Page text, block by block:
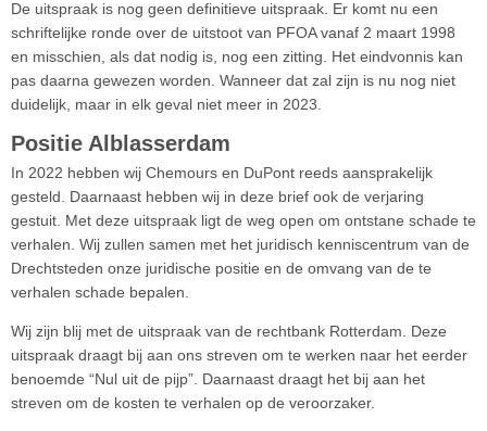
De uitspraak is nog geen definitieve uitspraak. Er komt nu een
schriftelijke ronde over de uitstoot van PFOA vanaf 2 maart 1998
en misschien, als dat nodig is, nog een zitting. Het eindvonnis kan
pas daarna gewezen worden. Wanneer dat zal zijn is nu nog niet
duidelijk, maar in elk geval niet meer in 2023.
Positie Alblasserdam
In 2022 hebben wij Chemours en DuPont reeds aansprakelijk
gesteld. Daarnaast hebben wij in deze brief ook de verjaring
gestuit. Met deze uitspraak ligt de weg open om ontstane schade te
verhalen. Wij zullen samen met het juridisch kenniscentrum van de
Drechtsteden onze juridische positie en de omvang van de te
verhalen schade bepalen.
Wij zijn blij met de uitspraak van de rechtbank Rotterdam. Deze
uitspraak draagt bij aan ons streven om te werken naar het eerder
benoemde “Nul uit de pijp”. Daarnaast draagt het bij aan het
streven om de kosten te verhalen op de veroorzaker.